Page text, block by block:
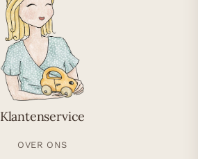
Klantenservice
OVER ONS